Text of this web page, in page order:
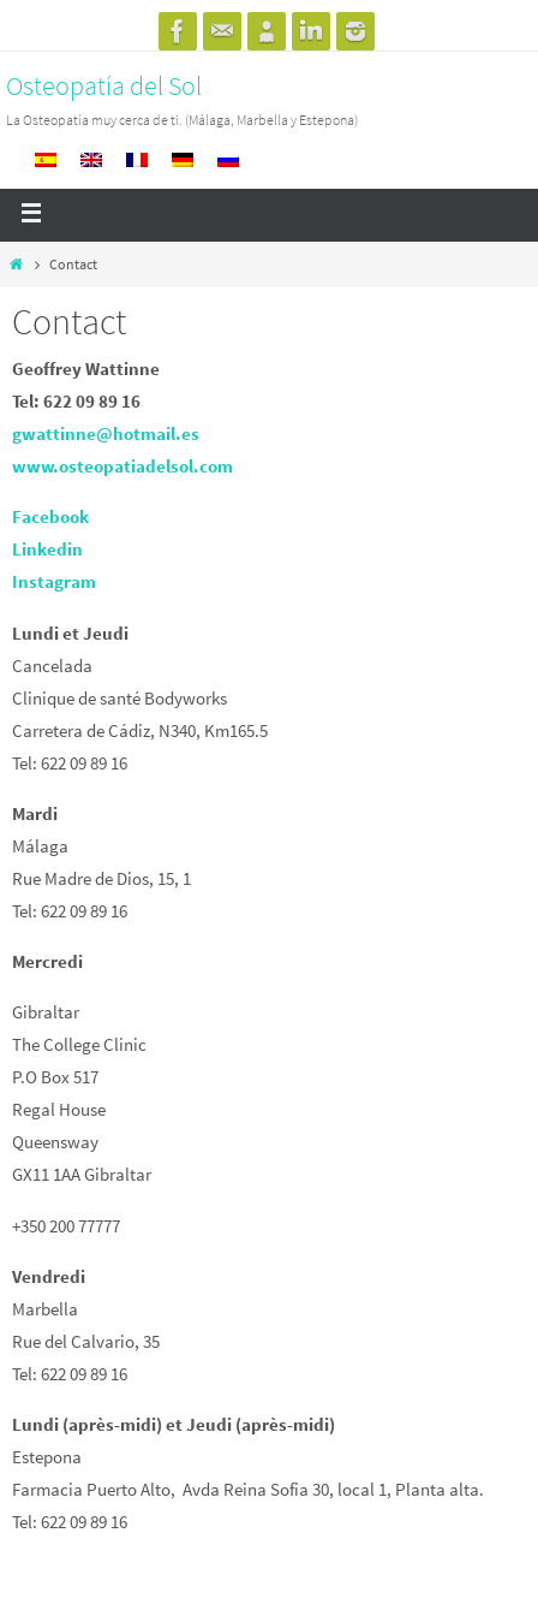
Osteopatía del Sol
La Osteopatía muy cerca de ti. (Málaga, Marbella y Estepona)
Contact
Contact
Geoffrey Wattinne
Tel: 622 09 89 16
gwattinne@hotmail.es
www.osteopatiadelsol.com
Facebook
Linkedin
Instagram
Lundi et Jeudi
Cancelada
Clinique de santé Bodyworks
Carretera de Cádiz, N340, Km165.5
Tel: 622 09 89 16
Mardi
Málaga
Rue Madre de Dios, 15, 1
Tel: 622 09 89 16
Mercredi
Gibraltar
The College Clinic
P.O Box 517
Regal House
Queensway
GX11 1AA Gibraltar
+350 200 77777
Vendredi
Marbella
Rue del Calvario, 35
Tel: 622 09 89 16
Lundi (après-midi) et Jeudi (après-midi)
Estepona
Farmacia Puerto Alto, Avda Reina Sofia 30, local 1, Planta alta.
Tel: 622 09 89 16